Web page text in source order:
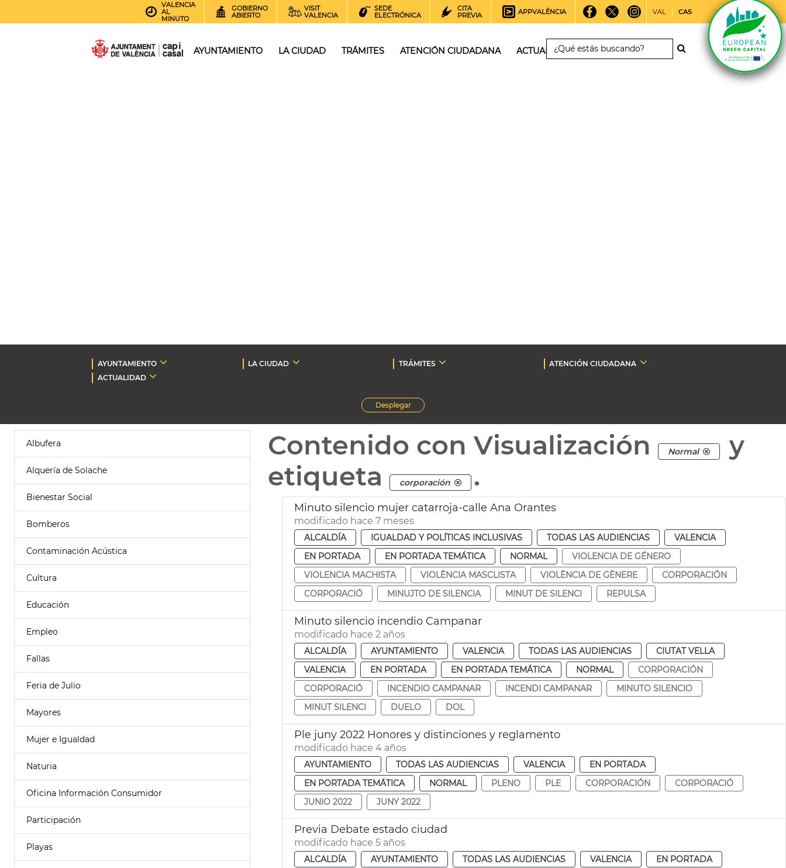
VALENCIA
AL
MINUTO
GOBIERNO
ABIERTO
VISIT
VALENCIA
SEDE
ELECTRÓNICA
CITA
PREVIA
APPVALÈNCIA VAL CAS
AYUNTAMIENTO LA CIUDAD TRÁMITES ATENCIÓN CIUDADANA ACTUALIDAD
AYUNTAMIENTO LA CIUDAD TRÁMITES
ATENCIÓN CIUDADANA
ACTUALIDAD
Desplegar
Albufera
Alquería de Solache
Bienestar Social
Bomberos
Contaminación Acústica
Cultura
Educación
Empleo
Fallas
Feria de Julio
Mayores
Mujer e Igualdad
Naturia
Oficina Información Consumidor
Participación
Playas
Contenido con Visualización Normal
y
etiqueta
corporación .
Minuto silencio mujer catarroja-calle Ana Orantes
modificado hace 7 meses
ALCALDÍA IGUALDAD Y POLÍTICAS INCLUSIVAS TODAS LAS AUDIENCIAS
VALENCIA
EN PORTADA
EN PORTADA TEMÁTICA NORMAL
VIOLENCIA DE GÉNERO
VIOLENCIA MACHISTA
VIOLÈNCIA MASCLISTA VIOLÈNCIA DE GÈNERE
CORPORACIÓN
CORPORACIÓ
MINUJTO DE SILENCIA MINUT DE SILENCI REPULSA
Minuto silencio incendio Campanar
modificado hace 2 años
ALCALDÍA AYUNTAMIENTO VALENCIA TODAS LAS AUDIENCIAS
CIUTAT VELLA
VALENCIA
EN PORTADA EN PORTADA TEMÁTICA NORMAL
CORPORACIÓN
CORPORACIÓ
INCENDIO CAMPANAR INCENDI CAMPANAR
MINUTO SILENCIO
MINUT SILENCI
DUELO DOL
Ple juny 2022 Honores y distinciones y reglamento
modificado hace 4 años
AYUNTAMIENTO TODAS LAS AUDIENCIAS VALENCIA
EN PORTADA
EN PORTADA TEMÁTICA
NORMAL PLENO PLE CORPORACIÓN
CORPORACIÓ
JUNIO 2022
JUNY 2022
Previa Debate estado ciudad
modificado hace 5 años
ALCALDÍA AYUNTAMIENTO TODAS LAS AUDIENCIAS VALENCIA
EN PORTADA